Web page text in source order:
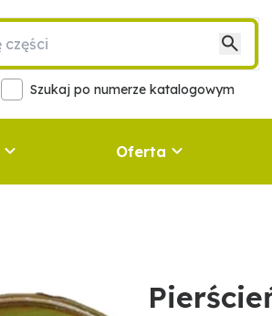
Szukaj po numerze katalogowym
Oferta